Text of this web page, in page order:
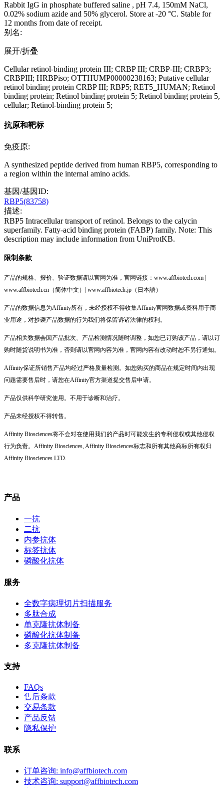
Rabbit IgG in phosphate buffered saline , pH 7.4, 150mM NaCl,
0.02% sodium azide and 50% glycerol. Store at -20 °C. Stable for
12 months from date of receipt.
别名:
展开/折叠
Cellular retinol-binding protein III; CRBP III; CRBP-III; CRBP3;
CRBPIII; HRBPiso; OTTHUMP00000238163; Putative cellular
retinol binding protein CRBP III; RBP5; RET5_HUMAN; Retinol
binding protein; Retinol binding protein 5; Retinol binding protein 5,
cellular; Retinol-binding protein 5;
抗原和靶标
免疫原:
A synthesized peptide derived from human RBP5, corresponding to
a region within the internal amino acids.
基因/基因ID:
RBP5(83758)
描述:
RBP5 Intracellular transport of retinol. Belongs to the calycin
superfamily. Fatty-acid binding protein (FABP) family. Note: This
description may include information from UniProtKB.
限制条款
产品的规格、报价、验证数据请以官网为准，官网链接：www.affbiotech.com |
www.affbiotech.cn（简体中文）| www.affbiotech.jp（日本語）
产品的数据信息为Affinity所有，未经授权不得收集Affinity官网数据或资料用于商
业用途，对抄袭产品数据的行为我们将保留诉诸法律的权利。
产品相关数据会因产品批次、产品检测情况随时调整，如您已订购该产品，请以订
购时随货说明书为准，否则请以官网内容为准，官网内容有改动时恕不另行通知。
Affinity保证所销售产品均经过严格质量检测。如您购买的商品在规定时间内出现
问题需要售后时，请您在Affinity官方渠道提交售后申请。
产品仅供科学研究使用。不用于诊断和治疗。
产品未经授权不得转售。
Affinity Biosciences将不会对在使用我们的产品时可能发生的专利侵权或其他侵权
行为负责。Affinity Biosciences, Affinity Biosciences标志和所有其他商标所有权归
Affinity Biosciences LTD.
产品
一抗
二抗
内参抗体
标签抗体
磷酸化抗体
服务
全数字病理切片扫描服务
多肽合成
单克隆抗体制备
磷酸化抗体制备
多克隆抗体制备
支持
FAQs
售后条款
交易条款
产品反馈
隐私保护
联系
订单咨询: info@affbiotech.com
技术咨询: support@affbiotech.com